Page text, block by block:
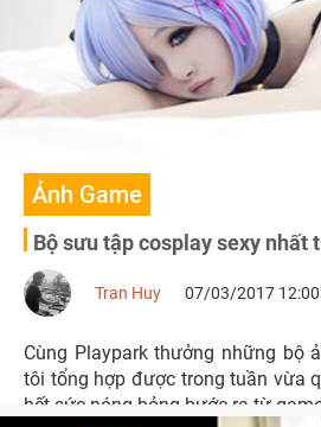
Ảnh Game
Bộ sưu tập cosplay sexy nhất
Tran Huy 07/03/2017
Cùng Playpark thưởng những bộ
tôi tổng hợp được trong tuần vừa
hết sức nóng bỏng bước ra từ